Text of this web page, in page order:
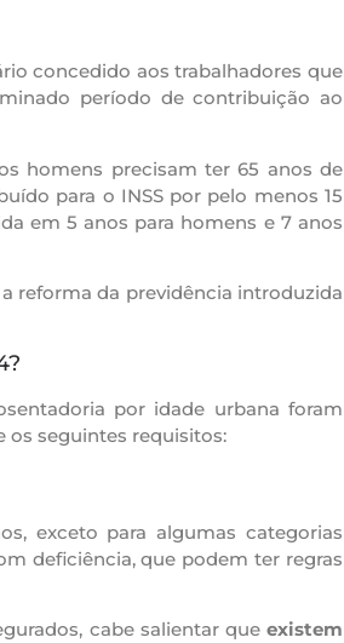
concedido aos trabalhadores que
período de contribuição ao
homens precisam ter 65 anos de
para o INSS por pelo menos 15
em 5 anos para homens e 7 anos
reforma da previdência introduzida
por idade urbana foram
os seguintes requisitos:
exceto para algumas categorias
deficiência, que podem ter regras
cabe salientar que existem